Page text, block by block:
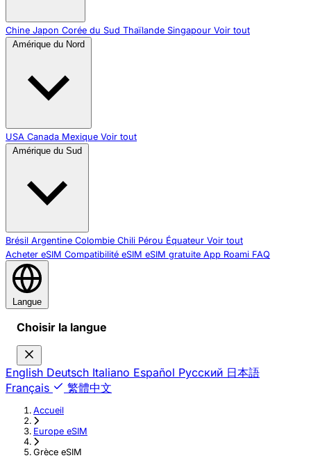
Chine Japon Corée du Sud Thaïlande Singapour Voir tout
Amérique du Nord
USA Canada Mexique Voir tout
Amérique du Sud
Brésil Argentine Colombie Chili Pérou Équateur Voir tout
Acheter eSIM Compatibilité eSIM eSIM gratuite App Roami FAQ
Langue
Choisir la langue
English Deutsch Italiano Español Русский 日本語
Français
繁體中文
Accueil
›
Europe eSIM
›
Grèce eSIM